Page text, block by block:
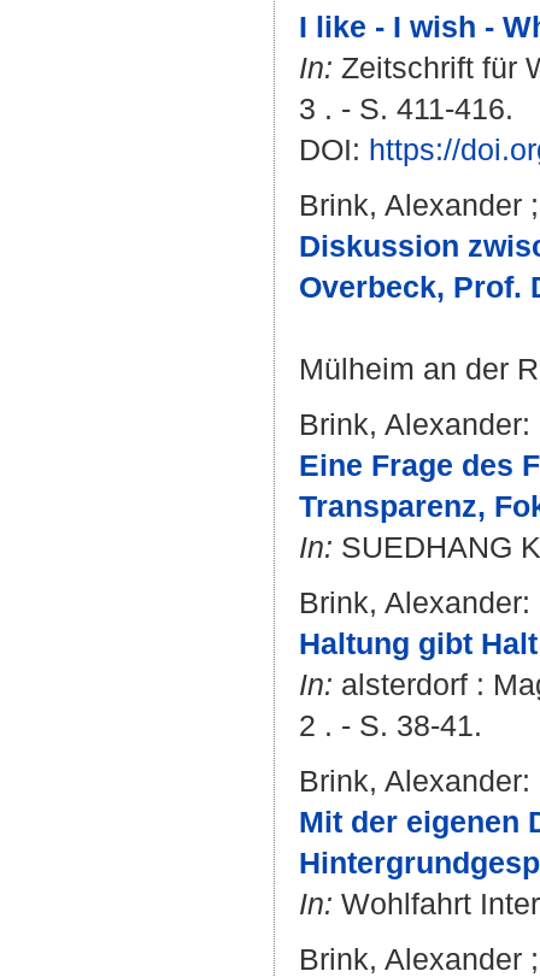
I like - I wish -
In: Zeitschrift für
3 . - S. 411-416.
DOI: https://
Brink, Alexander
Diskussion
Overbeck, Prof.
Mülheim an der
Brink, Alexander:
Eine Frage des
Transparenz,
In: SUEDHANG
Brink, Alexander:
Haltung gibt
In: alsterdorf :
2 . - S. 38-41.
Brink, Alexander:
Mit der eigenen
In: Wohlfahrt
Brink, Alexander